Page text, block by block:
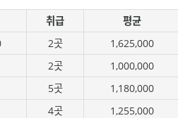
취급
평균
2곳
1,625,000
2곳
1,000,000
5곳
1,180,000
4곳
1,255,000